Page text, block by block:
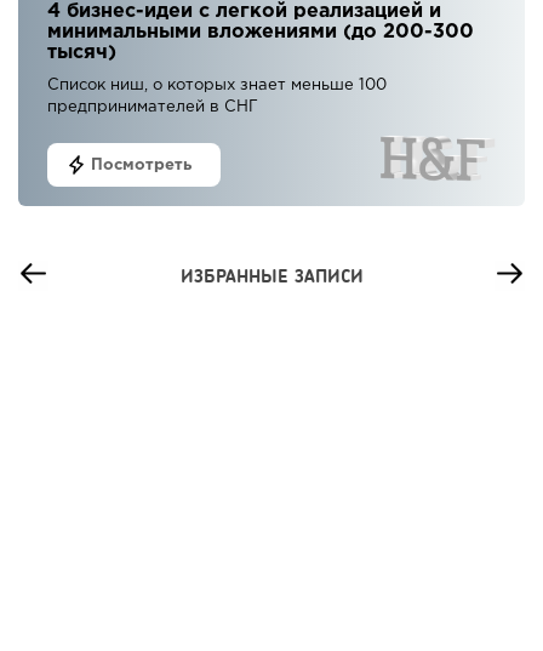
4 бизнес-идеи с легкой реализацией и
минимальными вложениями (до 200-300
тысяч)
Список ниш, о которых знает меньше 100
предпринимателей в СНГ
Посмотреть
ИЗБРАННЫЕ ЗАПИСИ